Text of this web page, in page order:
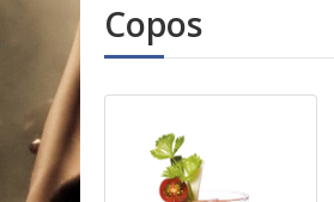
Copos